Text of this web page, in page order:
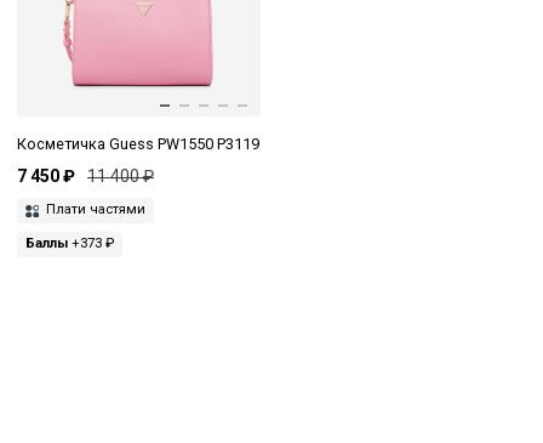
Косметичка Guess PW1550 P3119
7 450 ₽ 11 400 ₽
Плати частями
Баллы +373 ₽